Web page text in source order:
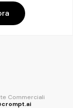
Commerciali